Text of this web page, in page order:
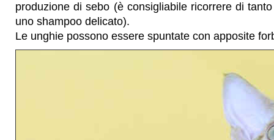
produzione di sebo (è consigliabile ricorrere di
uno shampoo delicato).
Le unghie possono essere spuntate con apposite